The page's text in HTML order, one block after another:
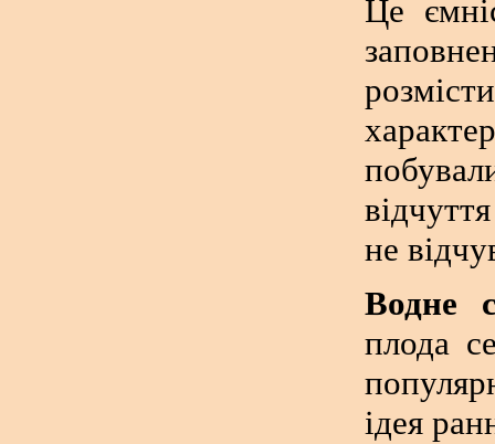
Це
не
Водне
плода
ідея